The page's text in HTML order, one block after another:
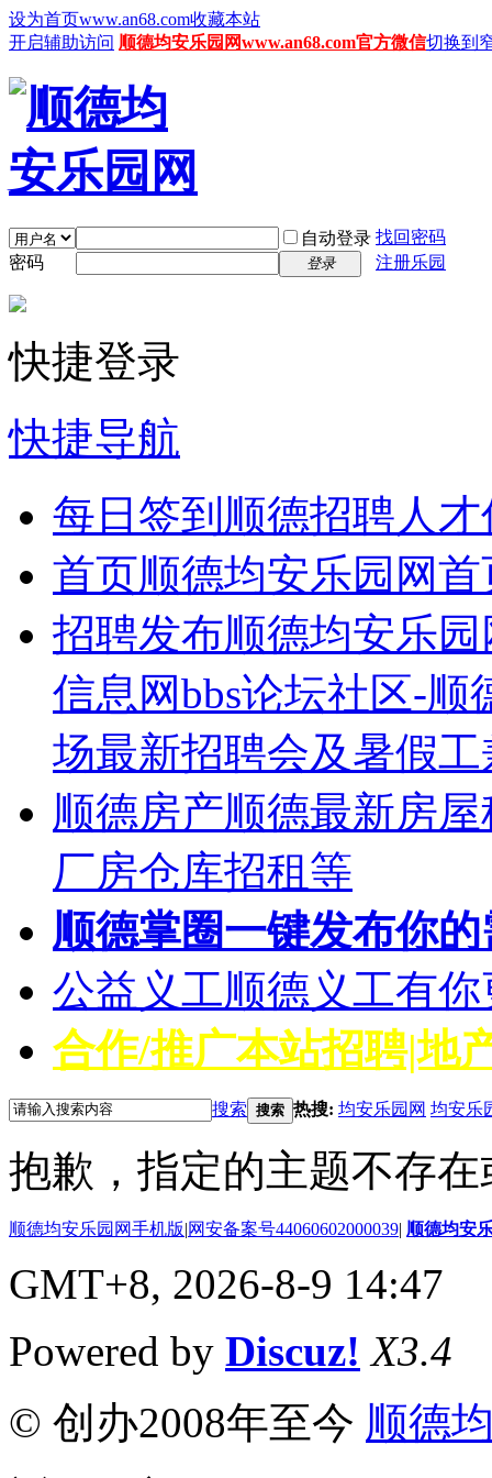
设为首页www.an68.com收藏本站
开启辅助访问 顺德均安乐园网www.an68.com官方微信切换到
自动登录 找回密码
密码
登录 注册乐园
快捷登录
快捷导航
每日签到 顺德招聘人
首页顺德均安乐园网首
招聘发布顺德均安乐
信息网bbs论坛社区-
场最新招聘会及暑假
顺德房产顺德最新房
厂房仓库招租等
顺德掌圈一键发布你
公益义工顺德义工有
合作/推广本站招聘|地
搜索 搜索 热搜: 均安乐园网 均安乐
抱歉，指定的主题不存
顺德均安乐园网手机版|网安备案号44060602000039| 顺德均安
GMT+8, 2026-8-9 14:47
Powered by Discuz! X3.4
© 创办2008年至今 顺德